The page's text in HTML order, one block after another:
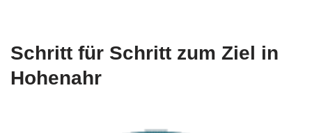
Schritt für Schritt zum Ziel in
Hohenahr